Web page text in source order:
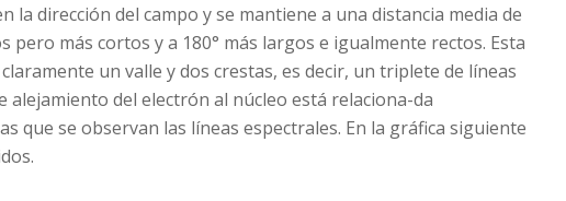
la dirección del campo y se mantiene a una distancia media de
pero más cortos y a 180° más largos e igualmente rectos. Esta
un valle y dos crestas, es decir, un triplete de líneas
alejamiento del electrón al núcleo está relaciona-da
que se observan las líneas espectrales. En la gráfica siguiente